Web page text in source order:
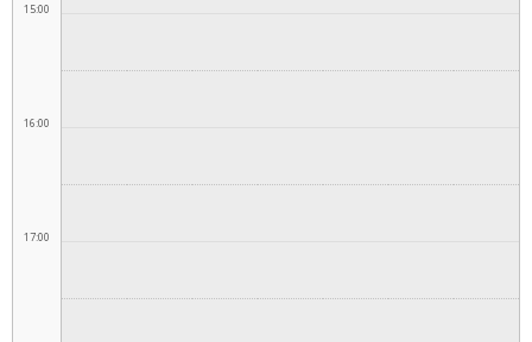
15:00
16:00
17:00